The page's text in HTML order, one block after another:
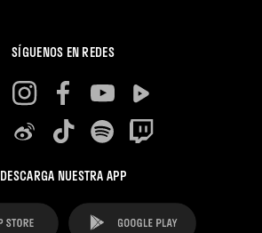
SÍGUENOS EN REDES
DESCARGA NUESTRA APP